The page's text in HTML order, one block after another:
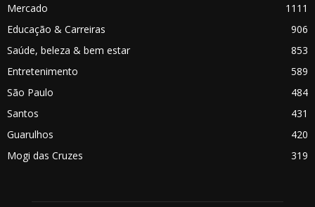
Mercado
1111
Educação & Carreiras
906
Saúde, beleza & bem estar
853
Entretenimento
589
São Paulo
484
Santos
431
Guarulhos
420
Mogi das Cruzes
319